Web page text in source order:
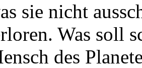
sie nicht
Was soll
des